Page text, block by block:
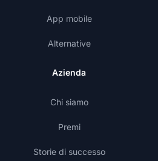
App mobile
Alternative
Azienda
Chi siamo
Premi
Storie di successo